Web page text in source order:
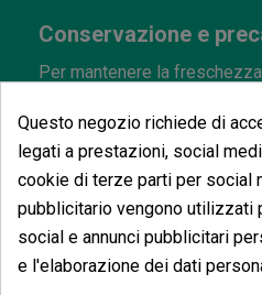
Conservazione e
Per mantenere la
Questo prodotto è destinato
collezione e aromatici,
la gravidanza o
portata dei bambini.
Caratteristiche di Hash
'Gelonade Piattella'
Questo negozio richiede di
legati a prestazioni, social
cookie di terze parti per social
pubblicitario vengono utilizzati
social e annunci pubblicitari
e l'elaborazione dei dati